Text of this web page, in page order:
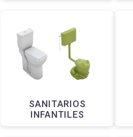
SANITARIOS
INFANTILES